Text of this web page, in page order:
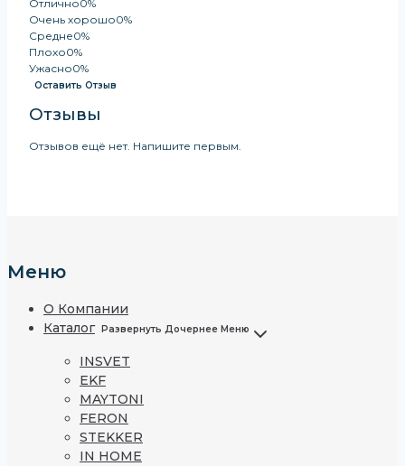
Отлично0%
Очень хорошо0%
Средне0%
Плохо0%
Ужасно0%
Оставить Отзыв
Отзывы
Отзывов ещё нет. Напишите первым.
Меню
О Компании
Каталог
Развернуть Дочернее Меню
INSVET
EKF
MAYTONI
FERON
STEKKER
IN HOME